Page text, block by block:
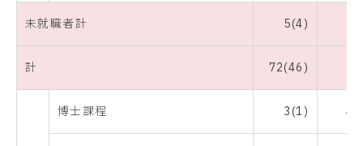
未就職者計 5(4)
計 72(46)
博士課程 3(1)